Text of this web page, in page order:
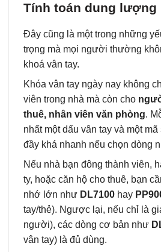
Tính toán dung
Đây cũng là một trong những
trọng mà mọi người thường
khoá vân tay.
Khóa vân tay ngày nay không
viên trong nhà mà còn cho
thuê, nhân viên văn phòng.
nhất một dấu vân tay và một
đầy khá nhanh nếu chọn dòng
Nếu nhà bạn đông thành viên,
ty, hoặc căn hộ cho thuê, bạn
nhớ lớn như DL7100 hay
tay/thẻ). Ngược lại, nếu chỉ là
người), các dòng cơ bản như
vân tay) là đủ dùng.